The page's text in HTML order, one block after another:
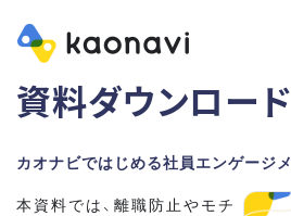
資料ダウンロード
カオナビではじめる社員エンゲージ
本資料では、離職防止やモチ